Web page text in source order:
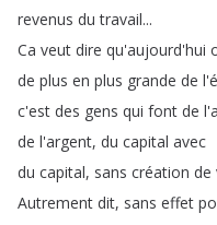
revenus du travail...
Ca veut dire qu'aujourd'hui
de plus en plus grande de
c'est des gens qui font de
de l'argent, du capital avec
du capital, sans création de
Autrement dit, sans effet